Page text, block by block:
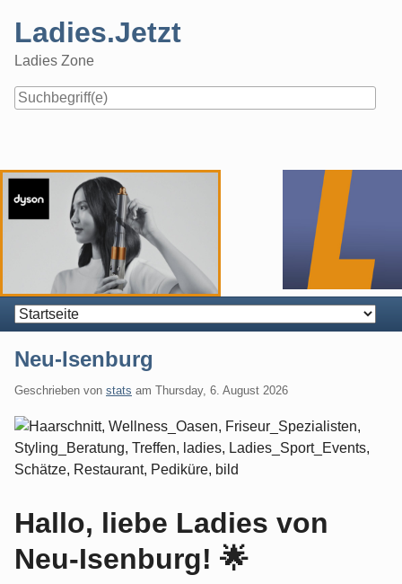
content
Ladies.Jetzt
Ladies Zone
Navigation
Neu-Isenburg
Geschrieben von stats am Thursday, 6. August 2026
Hallo, liebe Ladies von
Neu-Isenburg! 🌟